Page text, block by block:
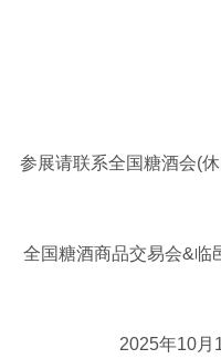
参展请联系全国糖酒会(
全国糖酒商品交易会&临
2025年10月